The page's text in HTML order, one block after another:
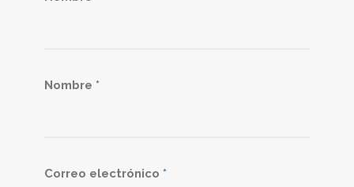
Nombre *
Correo electrónico *